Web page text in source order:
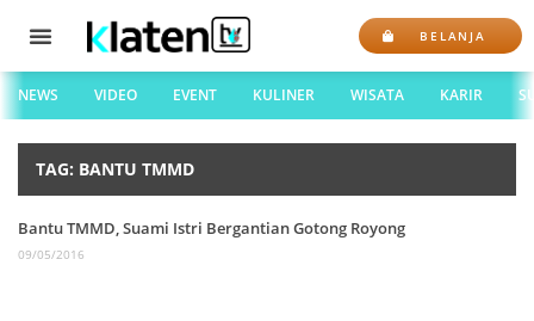
BELANJA
NEWS VIDEO EVENT KULINER WISATA KARIR
TAG: BANTU TMMD
Bantu TMMD, Suami Istri Bergantian Gotong Royong
09/05/2016